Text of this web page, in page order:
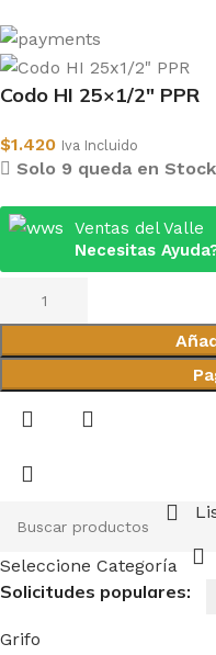
Codo HI 25×1/2″ PPR
$1.420 Iva Incluido
Solo 9 queda en Stock
Ventas del Valle
Necesitas
Seleccione Categoría
Solicitudes populares:
Grifo